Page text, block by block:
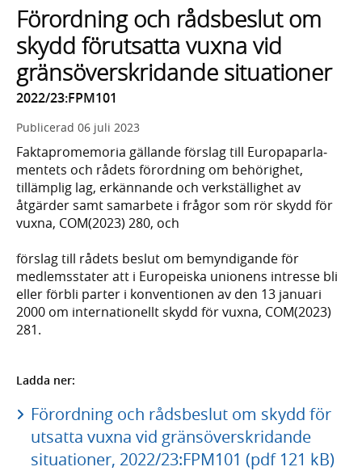
Förordning och rådsbeslut om
skydd förutsatta vuxna vid
gränsöverskridande situationer
2022/23:FPM101
Publicerad 06 juli 2023
Faktapromemoria gällande förslag till Europa­parla­
mentets och rådets förord­ning om behörig­het,
tillämplig lag, erkännande och verk­ställighet av
åtgärder samt samarbete i frågor som rör skydd för
vuxna, COM(2023) 280, och
förslag till rådets beslut om bemyndigande för
medlems­stater att i Europeiska unionens intresse bli
eller förbli parter i konven­tionen av den 13 januari
2000 om inter­natio­nellt skydd för vuxna, COM(2023)
281.
Ladda ner:
Förordning och rådsbeslut om skydd för
utsatta vuxna vid gränsöverskridande
situationer, 2022/23:FPM101 (pdf 121 kB)